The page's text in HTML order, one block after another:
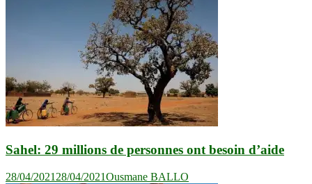
Sahel: 29 millions de personnes ont besoin d’aide
28/04/2021 28/04/2021Ousmane BALLO